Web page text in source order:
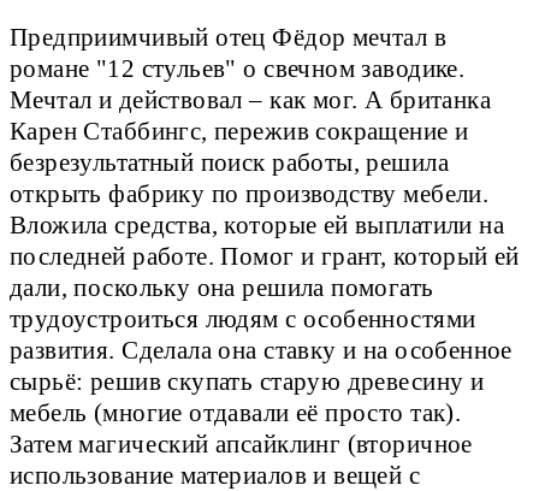
Предприимчивый отец Фёдор мечтал в
романе "12 стульев" о свечном заводике.
Мечтал и действовал – как мог. А британка
Карен Стаббингс, пережив сокращение и
безрезультатный поиск работы, решила
открыть фабрику по производству мебели.
Вложила средства, которые ей выплатили на
последней работе. Помог и грант, который ей
дали, поскольку она решила помогать
трудоустроиться людям с особенностями
развития. Сделала она ставку и на особенное
сырьё: решив скупать старую древесину и
мебель (многие отдавали её просто так).
Затем магический апсайклинг (вторичное
использование материалов и вещей с